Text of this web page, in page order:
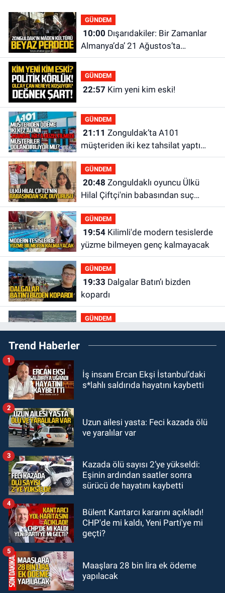
GÜNDEM
10:00
Almanya’da’ 21 Ağustos’ta
vizyonda.
GÜNDEM
22:57 Kim yeni kim eski!
GÜNDEM
21:11
müşteriden iki kez tahsilat yaptı
geri ödemiyor!
GÜNDEM
20:48
Hilal Çiftçi'nin babasından suç
duyurusu
GÜNDEM
19:54Kilimli'de modern tesislerde
yüzme bilmeyen genç kalmayacak
GÜNDEM
19:33
kopardı
GÜNDEM
19:16Kozlu Ilıksu’da can pazarı!
Cankurtaran saniyelerle yarıştı
19:01
17:45Kozlu Belediyespor, Tezcan
Zonguldak
17:39
teşekkür ziyareti
Trend Haberler
İş insanı Ercan Ekşi İstanbul’daki
s*lahlı saldırıda hayatını kaybetti
1
Uzun ailesi yasta: Feci kazada ölü
ve yaralılar var
2
Kazada ölü sayısı 2’ye yükseldi:
Eşinin ardından saatler sonra
sürücü de hayatını kaybetti
3
Bülent Kantarcı kararını açıkladı!
CHP'de mi kaldı, Yeni Parti'ye mi
geçti?
4
Maaşlara 28 bin lira ek ödeme
yapılacak
5